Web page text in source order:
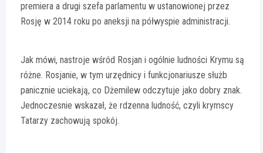
premiera a drugi szefa parlamentu w ustanowionej przez
Rosję w 2014 roku po aneksji na półwyspie administracji.
Jak mówi, nastroje wśród Rosjan i ogólnie ludności Krymu są
różne. Rosjanie, w tym urzędnicy i funkcjonariusze służb
panicznie uciekają, co Dżemilew odczytuje jako dobry znak.
Jednoczesnie wskazał, że rdzenna ludność, czyli krymscy
Tatarzy zachowują spokój.